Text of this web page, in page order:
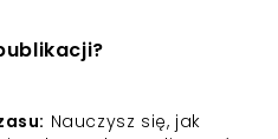
Nauczysz się, jak